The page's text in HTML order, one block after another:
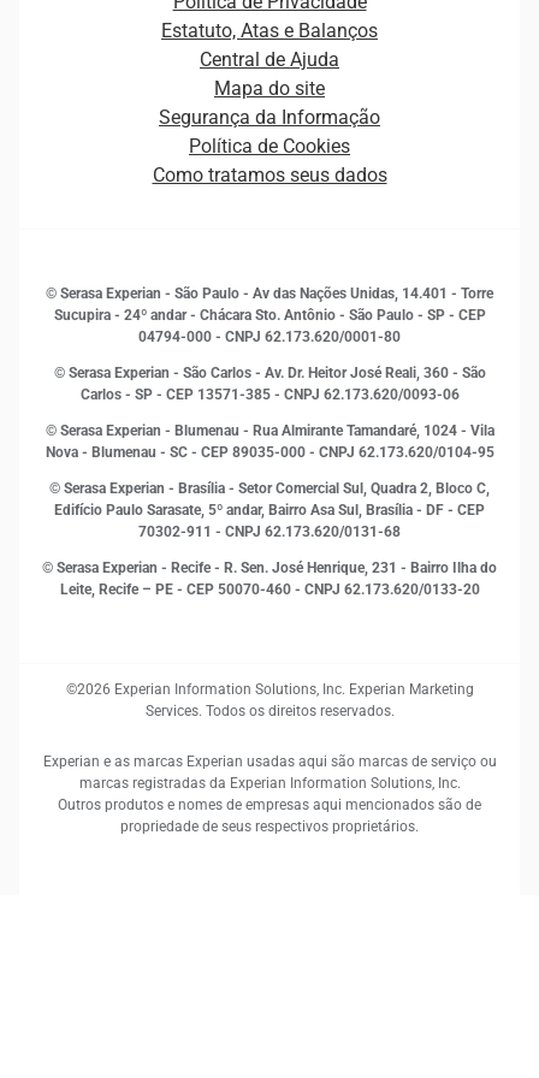
Curso Gratuito de Saúde Financeira
Empreendedorismo
Estudos e Pesquisas
Inovação e Tecnologia
Leis e impostos
Marketing
Open Finance
Proteção de Dados
Sustentabilidade Corporativa
Distribuidores e representantes
Estrutura Organizacional
Sala de Imprensa
Estatuto, Atas e Balanços
Central de Ajuda
Mapa do site
Segurança da Informação
Política de Cookies
Como tratamos seus dados
© Serasa Experian - São Paulo - Av das Nações Unidas, 14.401 - Torre
Sucupira - 24º andar - Chácara Sto. Antônio - São Paulo - SP - CEP
04794-000 - CNPJ 62.173.620/0001-80
© Serasa Experian - São Carlos - Av. Dr. Heitor José Reali, 360 - São
Carlos - SP - CEP 13571-385 - CNPJ 62.173.620/0093-06
© Serasa Experian - Blumenau - Rua Almirante Tamandaré, 1024 - Vila
Nova - Blumenau - SC - CEP 89035-000 - CNPJ 62.173.620/0104-95
© Serasa Experian - Brasília - Setor Comercial Sul, Quadra 2, Bloco C,
Edifício Paulo Sarasate, 5º andar, Bairro Asa Sul, Brasília - DF - CEP
70302-911 - CNPJ 62.173.620/0131-68
© Serasa Experian - Recife - R. Sen. José Henrique, 231 - Bairro Ilha do
Leite, Recife – PE - CEP 50070-460 - CNPJ 62.173.620/0133-20
©2026 Experian Information Solutions, Inc. Experian Marketing
Services. Todos os direitos reservados.
Experian e as marcas Experian usadas aqui são marcas de serviço ou
marcas registradas da Experian Information Solutions, Inc.
Outros produtos e nomes de empresas aqui mencionados são de
propriedade de seus respectivos proprietários.